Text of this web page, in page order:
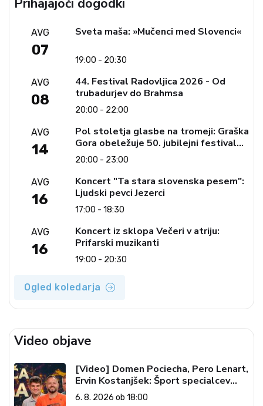
AVG
07
Sveta maša: »Mučenci med Slovenci«
19:00 - 20:30
AVG
08
44. Festival Radovljica 2026 - Od
trubadurjev do Brahmsa
20:00 - 22:00
AVG
14
Pol stoletja glasbe na tromeji: Graška
Gora obeležuje 50. jubilejni festival
narodno-zabavne glasbe
20:00 - 23:00
AVG
16
Koncert "Ta stara slovenska pesem":
Ljudski pevci Jezerci
17:00 - 18:30
AVG
16
Koncert iz sklopa Večeri v atriju:
Prifarski muzikanti
19:00 - 20:30
Ogled koledarja
Video objave
[Video] Domen Pociecha, Pero Lenart,
Ervin Kostanjšek: Šport specialcev
(Vroča tema, 6. 8. 2026)
6. 8. 2026 ob 18:00